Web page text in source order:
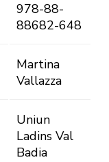
978-88-
88682-648
Martina
Vallazza
Uniun
Ladins Val
Badia